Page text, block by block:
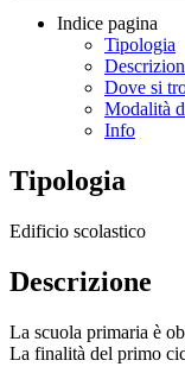
Indice pagina
Tipologia
Dove si
Modalità
Info
Tipologia
Edificio scolastico
Descrizione
La scuola primaria è
La finalità del primo